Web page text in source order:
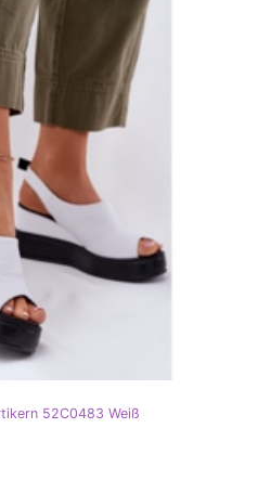
52C0483 Weiß